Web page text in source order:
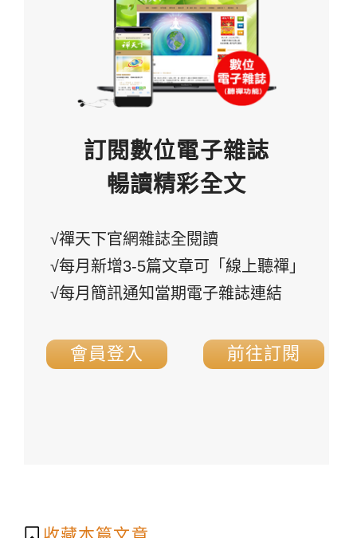
訂閱數位電子雜誌
暢讀精彩全文
√禪天下官網雜誌全閱讀
√每月新增3-5篇文章可「線上聽禪」
√每月簡訊通知當期電子雜誌連結
會員登入 前往訂閱